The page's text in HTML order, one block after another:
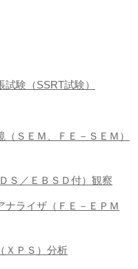
験（SSRT試験）
ＳＥＭ、ＦＥ－ＳＥＭ）
Ｓ／ＥＢＳＤ付）観察
ナライザ（ＦＥ－ＥＰＭ
ＸＰＳ）分析